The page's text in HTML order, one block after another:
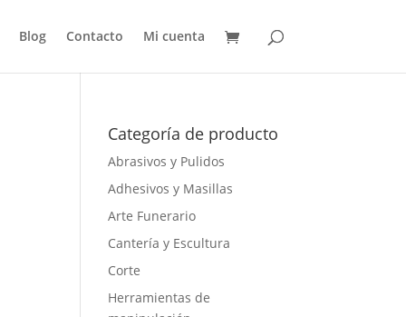
Blog Contacto Mi cuenta
Categoría de producto
Abrasivos y Pulidos
Adhesivos y Masillas
Arte Funerario
Cantería y Escultura
Corte
Herramientas de